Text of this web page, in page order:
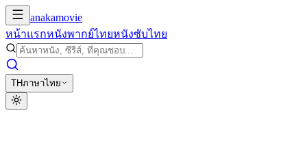
anakamovie
หน้าแรกหนังพากย์ไทยหนังซับไทย
THภาษาไทย